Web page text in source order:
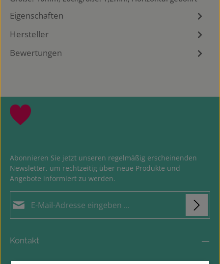
Eigenschaften
Hersteller
Bewertungen
Abonnieren Sie jetzt unseren regelmäßig erscheinenden
Newsletter, um rechtzeitig über neue Produkte und
Angebote informiert zu werden.
Ich habe die
Die mit einem Stern (*) markierten Felder sind
Kontakt